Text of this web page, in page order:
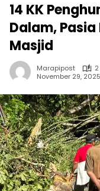
14 KK
Dalam,
Masjid
Marapipost
November 29, 2025